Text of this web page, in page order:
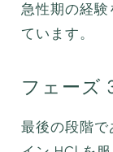
急性期の経
ています。
フェーズ
最後の段階